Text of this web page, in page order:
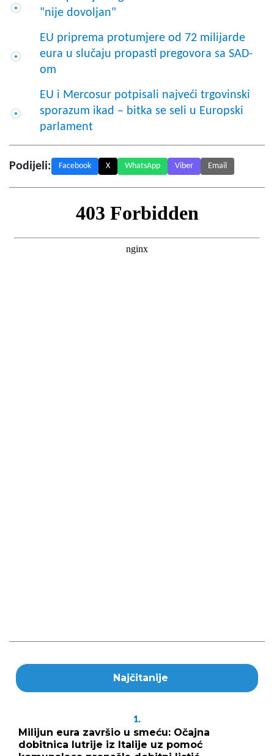
"nije dovoljan"
EU priprema protumjere od 72 milijarde
eura u slučaju propasti pregovora sa SAD-
om
EU i Mercosur potpisali najveći trgovinski
sporazum ikad – bitka se seli u Europski
parlament
Podijeli: Facebook X WhatsApp Viber Email
Najčitanije
1.
Milijun eura završio u smeću: Očajna
dobitnica lutrije iz Italije uz pomoć